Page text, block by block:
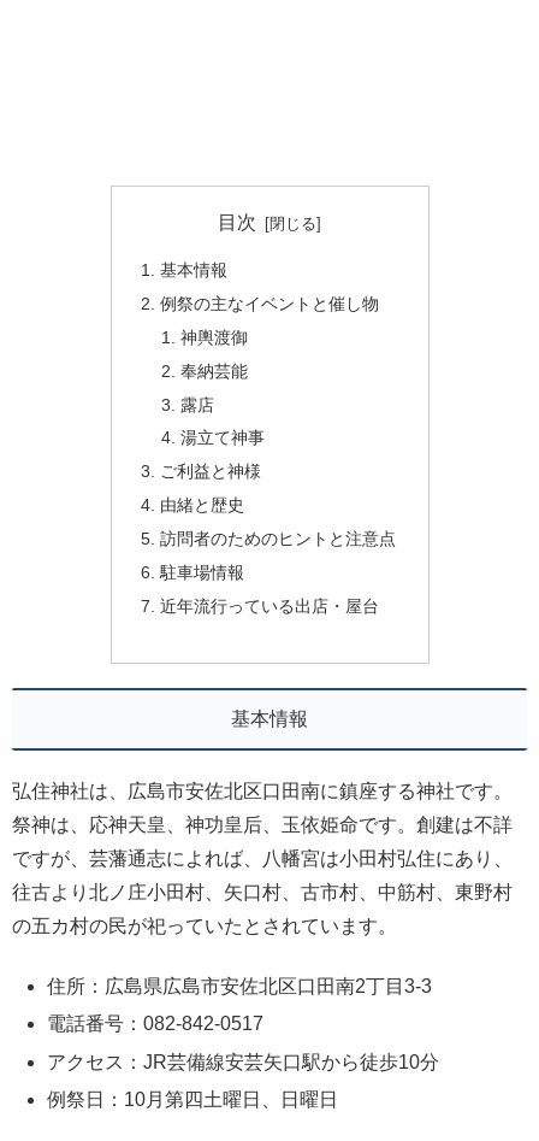
目次
基本情報
例祭の主なイベントと催し物
神輿渡御
奉納芸能
露店
湯立て神事
ご利益と神様
由緒と歴史
訪問者のためのヒントと注意点
駐車場情報
近年流行っている出店・屋台
基本情報
弘住神社は、広島市安佐北区口田南に鎮座する神社です。
祭神は、応神天皇、神功皇后、玉依姫命です。創建は不詳
ですが、芸藩通志によれば、八幡宮は小田村弘住にあり、
往古より北ノ庄小田村、矢口村、古市村、中筋村、東野村
の五カ村の民が祀っていたとされています。
住所：広島県広島市安佐北区口田南2丁目3-3
電話番号：082-842-0517
アクセス：JR芸備線安芸矢口駅から徒歩10分
例祭日：10月第四土曜日、日曜日